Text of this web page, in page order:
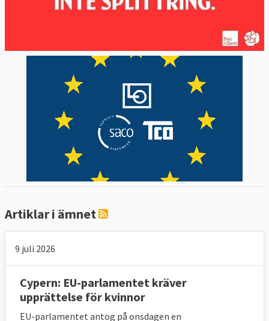
Artiklar i ämnet
9 juli 2026
Cypern: EU-parlamentet kräver
upprättelse för kvinnor
EU-parlamentet antog på onsdagen en